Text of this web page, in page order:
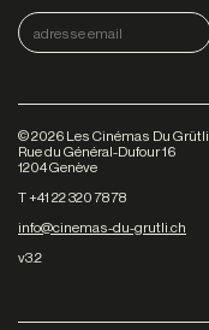
©2026 Les Cinémas Du Grütli
Rue du Général-Dufour 16
1204 Genève
T +41 22 320 78 78
info@cinemas-du-grutli.ch
v3.2